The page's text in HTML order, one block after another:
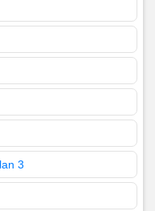
3